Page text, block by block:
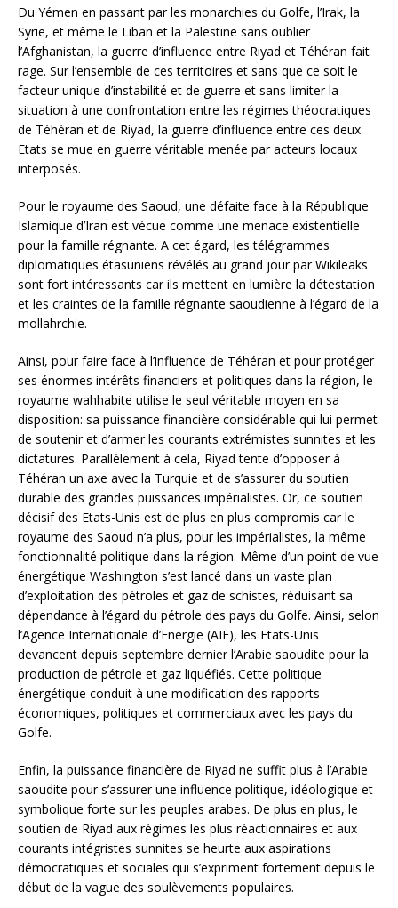
Du Yémen en passant par les monarchies du Golfe, l’Irak, la
Syrie, et même le Liban et la Palestine sans oublier
l’Afghanistan, la guerre d’influence entre Riyad et Téhéran fait
rage. Sur l’ensemble de ces territoires et sans que ce soit le
facteur unique d’instabilité et de guerre et sans limiter la
situation à une confrontation entre les régimes théocratiques
de Téhéran et de Riyad, la guerre d’influence entre ces deux
Etats se mue en guerre véritable menée par acteurs locaux
interposés.
Pour le royaume des Saoud, une défaite face à la République
Islamique d’Iran est vécue comme une menace existentielle
pour la famille régnante. A cet égard, les télégrammes
diplomatiques étasuniens révélés au grand jour par Wikileaks
sont fort intéressants car ils mettent en lumière la détestation
et les craintes de la famille régnante saoudienne à l’égard de la
mollahrchie.
Ainsi, pour faire face à l’influence de Téhéran et pour protéger
ses énormes intérêts financiers et politiques dans la région, le
royaume wahhabite utilise le seul véritable moyen en sa
disposition: sa puissance financière considérable qui lui permet
de soutenir et d’armer les courants extrémistes sunnites et les
dictatures. Parallèlement à cela, Riyad tente d’opposer à
Téhéran un axe avec la Turquie et de s’assurer du soutien
durable des grandes puissances impérialistes. Or, ce soutien
décisif des Etats-Unis est de plus en plus compromis car le
royaume des Saoud n’a plus, pour les impérialistes, la même
fonctionnalité politique dans la région. Même d’un point de vue
énergétique Washington s’est lancé dans un vaste plan
d’exploitation des pétroles et gaz de schistes, réduisant sa
dépendance à l’égard du pétrole des pays du Golfe. Ainsi, selon
l’Agence Internationale d’Energie (AIE), les Etats-Unis
devancent depuis septembre dernier l’Arabie saoudite pour la
production de pétrole et gaz liquéfiés. Cette politique
énergétique conduit à une modification des rapports
économiques, politiques et commerciaux avec les pays du
Golfe.
Enfin, la puissance financière de Riyad ne suffit plus à l’Arabie
saoudite pour s’assurer une influence politique, idéologique et
symbolique forte sur les peuples arabes. De plus en plus, le
soutien de Riyad aux régimes les plus réactionnaires et aux
courants intégristes sunnites se heurte aux aspirations
démocratiques et sociales qui s’expriment fortement depuis le
début de la vague des soulèvements populaires.